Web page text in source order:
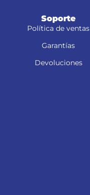
Soporte
Política de ventas
Garantías
Devoluciones